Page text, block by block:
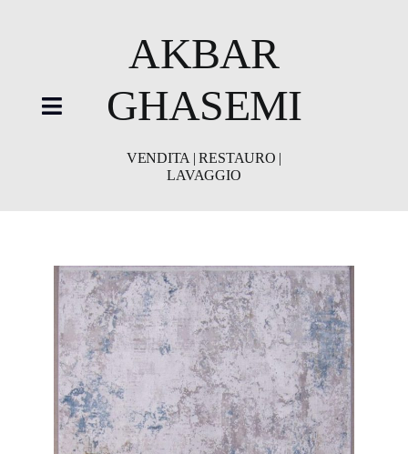
Toggle
Navigation
Restauro
Lavaggio
Video
AKBAR
GHASEMI
VENDITA | RESTAURO |
LAVAGGIO